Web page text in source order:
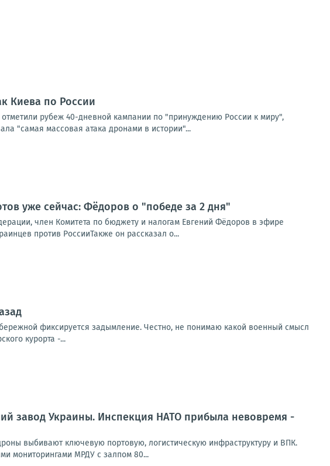
Киева по России
рубеж 40-дневной кампании по "принуждению России к миру",
"самая массовая атака дронами в истории"...
уже сейчас: Фёдоров о "победе за 2 дня"
член Комитета по бюджету и налогам Евгений Фёдоров в эфире
против РоссииТакже он рассказал о...
фиксируется задымление. Честно, не понимаю какой военный смысл
курорта -...
завод Украины. Инспекция НАТО прибыла невовремя -
выбивают ключевую портовую, логистическую инфраструктуру и ВПК.
мониторингами МРДУ с залпом 80...